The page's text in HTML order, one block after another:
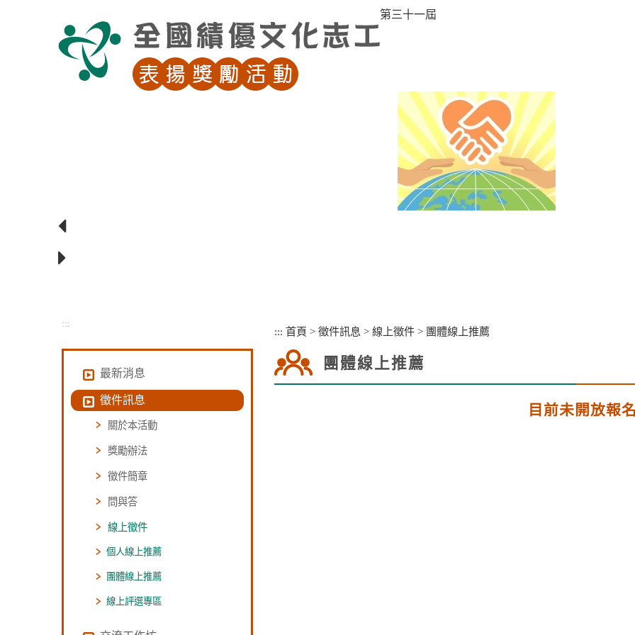
第三十一屆
:::
最新消息
徵件訊息
關於本活動
獎勵辦法
徵件簡章
問與答
線上徵件
個人線上推薦
團體線上推薦
線上評選專區
::: 首頁 > 徵件訊息 > 線上徵件 > 團體線上推薦
團體線上推薦
目前未開放報名